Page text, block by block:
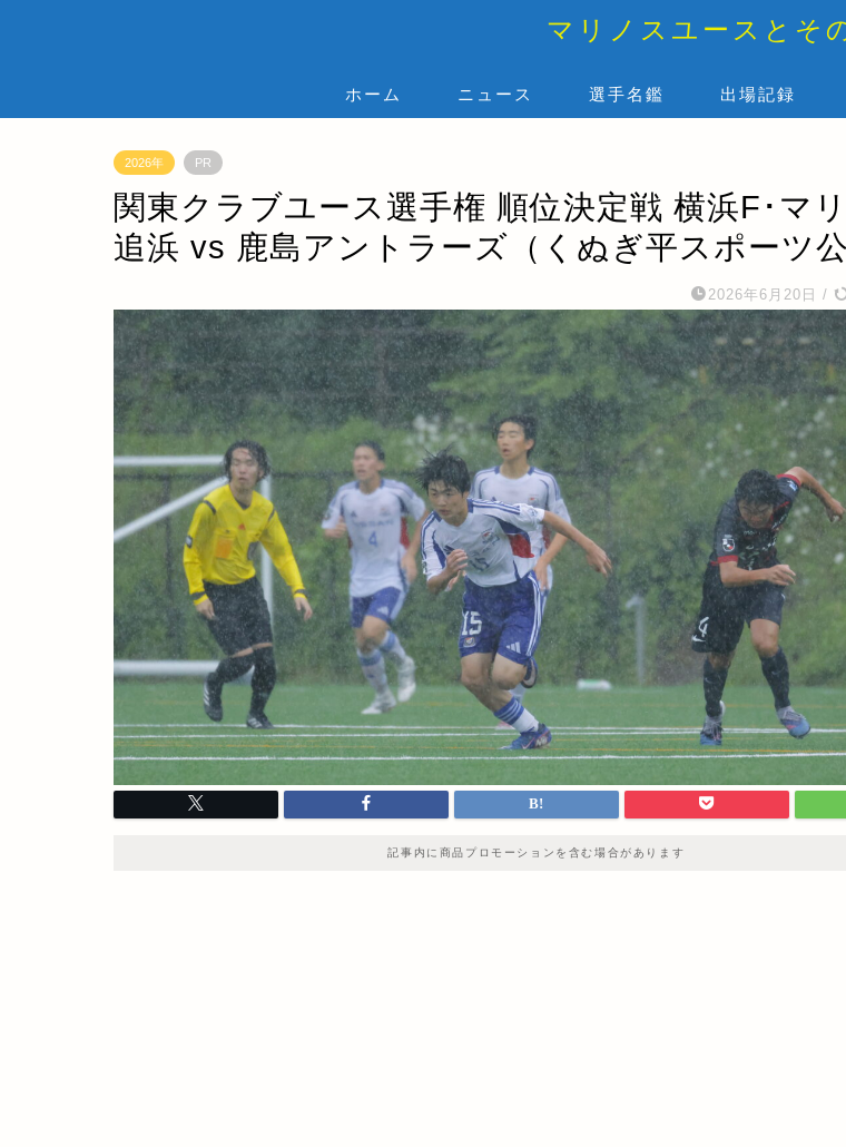
マリノスユースとそ
ホーム ニュース 選手名鑑 出場記録
2026年 PR
関東クラブユース選手権 順位決定戦 横浜F･マ
追浜 vs 鹿島アントラーズ（くぬぎ平スポーツ公
2026年6月20日 /
記事内に商品プロモーションを含む場合があります